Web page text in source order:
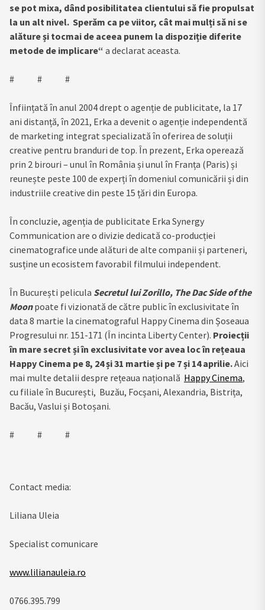
se pot mixa, dând posibilitatea clientului să fie propulsat
la un alt nivel. Sperăm ca pe viitor, cât mai mulți să ni se
alăture și tocmai de aceea punem la dispoziție diferite
metode de implicare“ a declarat aceasta.
# # #
Înființată în anul 2004 drept o agenție de publicitate, la 17
ani distanță, în 2021, Erka a devenit o agenție independentă
de marketing integrat specializată în oferirea de soluții
creative pentru branduri de top. În prezent, Erka operează
prin 2 birouri – unul în România și unul în Franța (Paris) și
reunește peste 100 de experți în domeniul comunicării și din
industriile creative din peste 15 țări din Europa.
În concluzie, agenția de publicitate Erka Synergy
Communication are o divizie dedicată co-producției
cinematografice unde alături de alte companii și parteneri,
susține un ecosistem favorabil filmului independent.
În București pelicula Secretul lui Zorillo, The Dac Side of the
Moonpoate fi vizionată de către public în exclusivitate în
data 8 martie la cinematograful Happy Cinema din Șoseaua
Progresului nr. 151-171 (În incinta Liberty Center). Proiecții
în mare secret și în exclusivitate vor avea loc în rețeaua
Happy Cinema pe 8, 24 și 31 martie și pe 7 și 14 aprilie.Aici
mai multe detalii despre rețeaua națională Happy Cinema,
cu filiale în București, Buzău, Focșani, Alexandria, Bistrița,
Bacău, Vaslui și Botoșani.
# # #
Contact media:
Liliana Uleia
Specialist comunicare
www.lilianauleia.ro
0766.395.799